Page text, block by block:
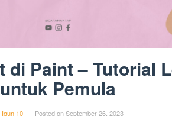
di Paint – Tutorial
untuk Pemula
Igun 10 Posted onSeptember 26, 2023